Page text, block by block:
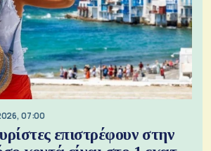
07:00
επιστρέφουν στην